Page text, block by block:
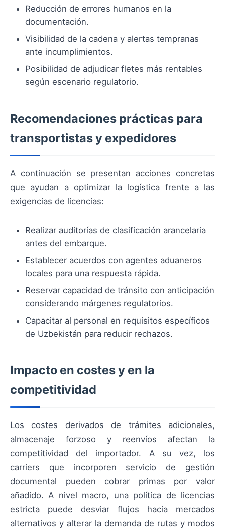
Reducción de errores humanos en la
documentación.
Visibilidad de la cadena y alertas tempranas
ante incumplimientos.
Posibilidad de adjudicar fletes más rentables
según escenario regulatorio.
Recomendaciones prácticas para
transportistas y expedidores
A continuación se presentan acciones concretas
que ayudan a optimizar la logística frente a las
exigencias de licencias:
Realizar auditorías de clasificación arancelaria
antes del embarque.
Establecer acuerdos con agentes aduaneros
locales para una respuesta rápida.
Reservar capacidad de tránsito con anticipación
considerando márgenes regulatorios.
Capacitar al personal en requisitos específicos
de Uzbekistán para reducir rechazos.
Impacto en costes y en la
competitividad
Los costes derivados de trámites adicionales,
almacenaje forzoso y reenvíos afectan la
competitividad del importador. A su vez, los
carriers que incorporen servicio de gestión
documental pueden cobrar primas por valor
añadido. A nivel macro, una política de licencias
estricta puede desviar flujos hacia mercados
alternativos y alterar la demanda de rutas y modos